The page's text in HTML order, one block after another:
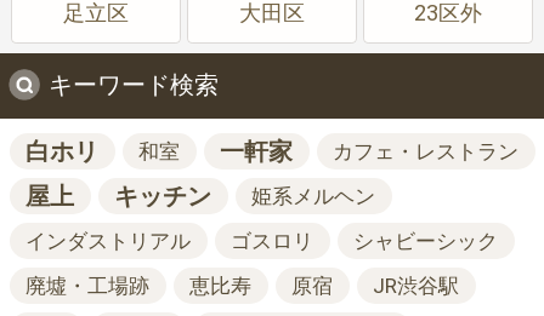
足立区 大田区 23区外
キーワード検索
白ホリ 和室 一軒家 カフェ・レストラン
屋上 キッチン
姫系メルヘン
インダストリアル
ゴスロリ
シャビーシック
廃墟・工場跡
恵比寿 原宿
JR渋谷駅